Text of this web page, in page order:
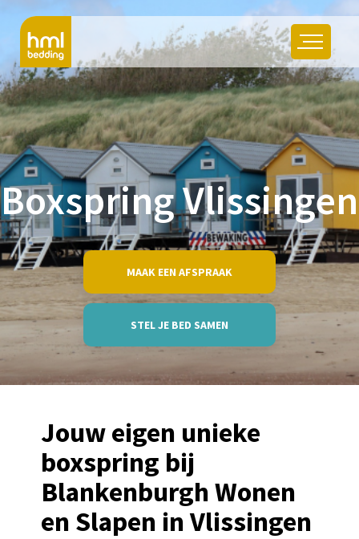
Boxspring Vlissingen
MAAK EEN AFSPRAAK
STEL JE BED SAMEN
Jouw eigen unieke
boxspring bij
Blankenburgh Wonen
en Slapen in Vlissingen